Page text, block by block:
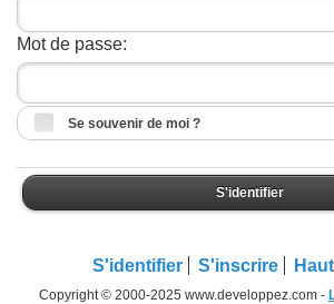
Mot de passe:
Se souvenir de moi ?
S'identifier
S'identifier S'inscrire
Copyright © 2000-2025 www.developpez.com -